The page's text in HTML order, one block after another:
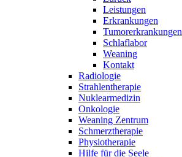
Leistungen
Erkrankungen
Tumorerkrankungen
Schlaflabor
Weaning
Kontakt
Radiologie
Strahlentherapie
Nuklearmedizin
Onkologie
Weaning Zentrum
Schmerztherapie
Physiotherapie
Hilfe für die Seele